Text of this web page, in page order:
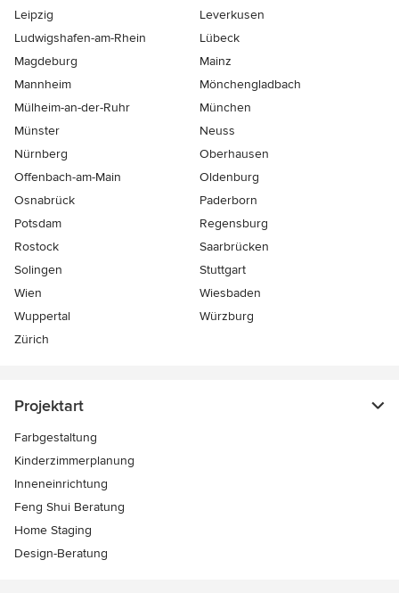
Leipzig
Leverkusen
Ludwigshafen-am-Rhein
Lübeck
Magdeburg
Mainz
Mannheim
Mönchen­gladbach
Mülheim-an-der-Ruhr
München
Münster
Neuss
Nürnberg
Oberhausen
Offenbach-am-Main
Oldenburg
Osnabrück
Paderborn
Potsdam
Regensburg
Rostock
Saarbrücken
Solingen
Stuttgart
Wien
Wiesbaden
Wuppertal
Würzburg
Zürich
Projektart
Farbgestaltung
Kinderzimmerplanung
Inneneinrichtung
Feng Shui Beratung
Home Staging
Design-Beratung